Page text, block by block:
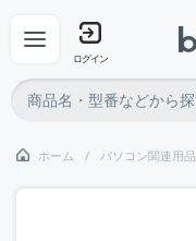
ログイン
ホーム パソコン関連用品